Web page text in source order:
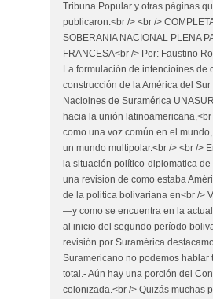
Tribuna Popular y otras páginas
publicaron.<br /> <br />
SOBERANIA NACIONAL PLENA
FRANCESA<br /> Por: Faustino
La formulación de intencioines de
construcción de la América del
Nacioines de Suramérica
hacia la unión
como una voz común en el
un mundo multipolar.<br /> <br />
la situación político-diplomatica
una revision de como estaba
de la politica bolivariana en<br />
—y como se encuentra en la
al inicio del segundo período
revisión por Suramérica
Suramericano no podemos
total.- Aún hay una porción del
colonizada.<br /> Quizás muchas